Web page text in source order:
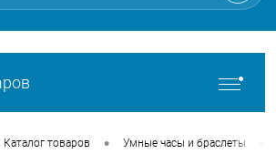
Каталог товаров • Умные часы и браслеты